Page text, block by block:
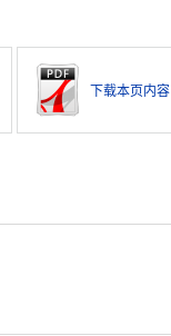
下载本页内容